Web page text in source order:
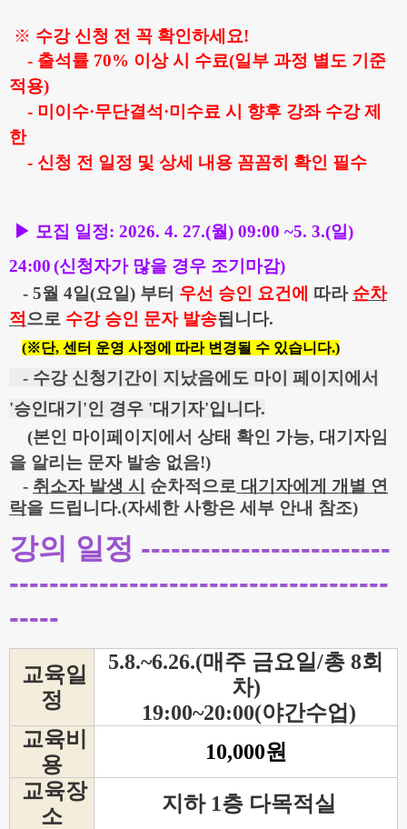
※ 수강 신청 전 꼭 확인하세요!
- 출석률 70% 이상 시 수료(일부 과정 별도 기준
적용)
- 미이수·무단결석·미수료 시 향후 강좌 수강 제
한
- 신청 전 일정 및 상세 내용 꼼꼼히 확인 필수
▶ 모집 일정: 2026. 4. 27.(월) 09:00 ~5. 3.(일)
24:00(신청자가 많을 경우 조기마감)
- 5월 4일(요일) 부터 우선 승 인 요건에 따라 순차
적으로 수강 승인 문자 발송됩니다.
(※단, 센터 운영 사정에 따라 변경될 수 있습니다.)
- 수강 신청기간이 지났음에도 마이 페이지에서
'승인대기'인 경우 '대기자'입니다.
(본인 마이페이지에서 상태 확인 가능, 대기자임
을 알리는 문자 발송 없음!)
- 취소자 발생 시 순차적으로 대기자에게 개별 연
락을 드립니다.(자세한 사항은 세부 안내 참조)
강의 일정 -------------------------
--------------------------------------
-----
교육일
정
5.8.~6.26.(매주 금요일/총 8회
차)
19:00~20:00(야간수업)
교육비
용
10,000원
교육장
소
지하 1층 다목적실